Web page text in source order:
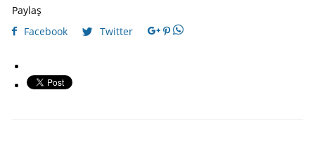
Paylaş
Facebook
Twitter